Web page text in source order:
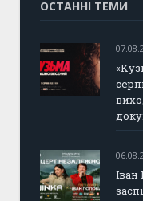
ОСТАННІ ТЕМИ